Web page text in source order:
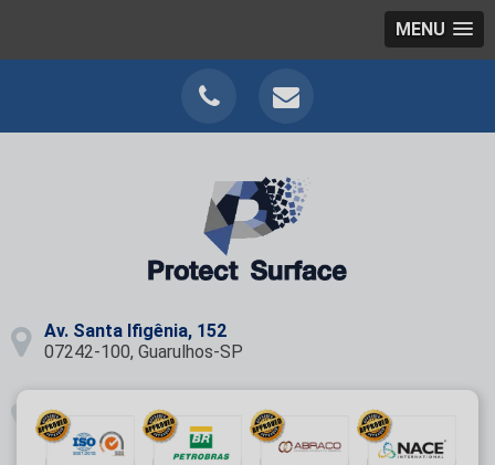
MENU
Av. Santa Ifigênia, 152
07242-100, Guarulhos-SP
+ 55 11 2656-4504
Ligue para